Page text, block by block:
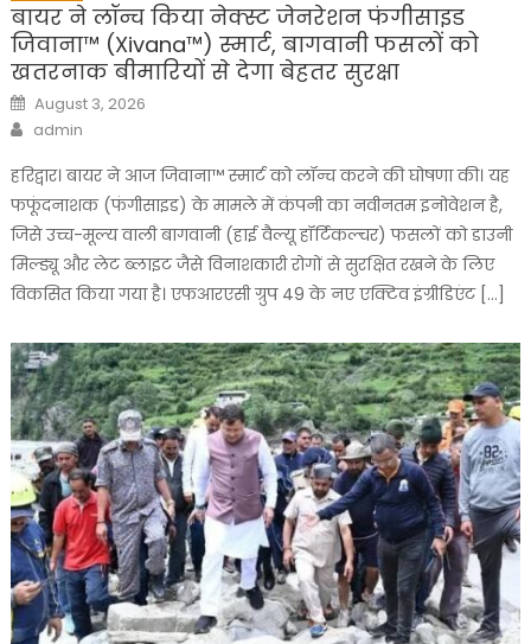
बायर ने लॉन्च किया नेक्स्ट जेनरेशन फंगीसाइड
जिवाना™️ (Xivana™️) स्मार्ट, बागवानी फसलों को
खतरनाक बीमारियों से देगा बेहतर सुरक्षा
Posted
on
August 3, 2026
Author
admin
हरिद्वार। बायर ने आज जिवाना™️ स्मार्ट को लॉन्च करने की घोषणा की। यह
फफूंदनाशक (फंगीसाइड) के मामले में कंपनी का नवीनतम इनोवेशन है,
जिसे उच्च-मूल्य वाली बागवानी (हाई वैल्यू हॉर्टिकल्चर) फसलों को डाउनी
मिल्ड्यू और लेट ब्लाइट जैसे विनाशकारी रोगों से सुरक्षित रखने के लिए
विकसित किया गया है। एफआरएसी ग्रुप 49 के नए एक्टिव इंग्रीडिएंट […]